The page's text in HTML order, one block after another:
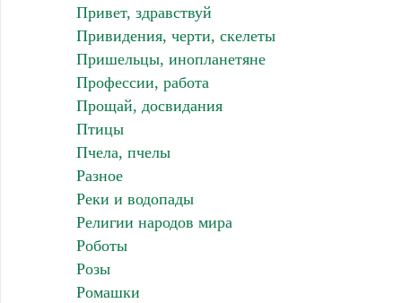
Привет, здравствуй
Привидения, черти, скелеты
Пришельцы, инопланетяне
Профессии, работа
Прощай, досвидания
Птицы
Пчела, пчелы
Разное
Реки и водопады
Религии народов мира
Роботы
Розы
Ромашки